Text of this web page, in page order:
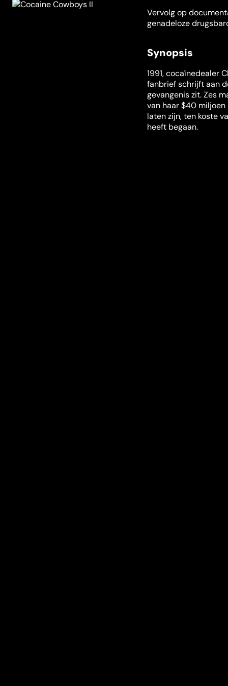
Vervolg op
genadeloze
Synopsis
1991, cocaïnedealer
fanbrief schrijft aan
gevangenis zit. Zes
van haar $40 miljoen
laten zijn, ten koste
heeft begaan.